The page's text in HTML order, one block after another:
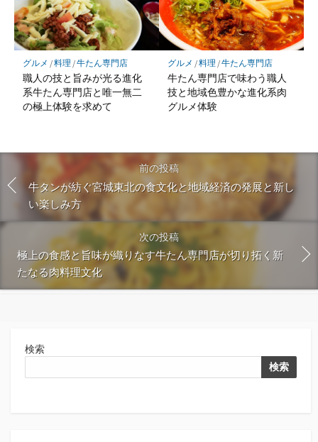
グルメ /料理 /牛たん専門店
職人の技と旨みが光る進化
系牛たん専門店と唯一無二
の極上体験を求めて
グルメ /料理 /牛たん専門店
牛たん専門店で味わう職人
技と地域色豊かな進化系肉
グルメ体験
前の投稿
牛タンが紡ぐ宮城東北の食文化と地域経済の発展と新し
い楽しみ方
次の投稿
極上の食感と旨味が織りなす牛たん専門店が切り拓く新
たなる肉料理文化
検索
検索